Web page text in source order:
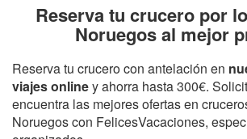
Reserva tu crucero por
Noruegos al mejor
Reserva tu crucero con antelación en
viajes onliney ahorra hasta 300€.
encuentra las mejores ofertas en
Noruegos con FelicesVacaciones,